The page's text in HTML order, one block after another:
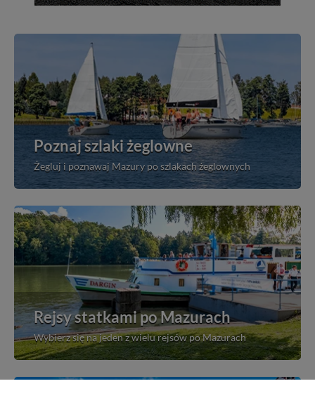
Poznaj szlaki żeglowne
Żegluj i poznawaj Mazury po szlakach żeglownych
Rejsy statkami po Mazurach
Wybierz się na jeden z wielu rejsów po Mazurach